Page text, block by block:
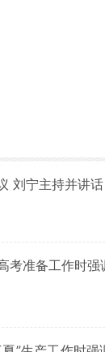
刘宁主持并讲话
考准备工作时强